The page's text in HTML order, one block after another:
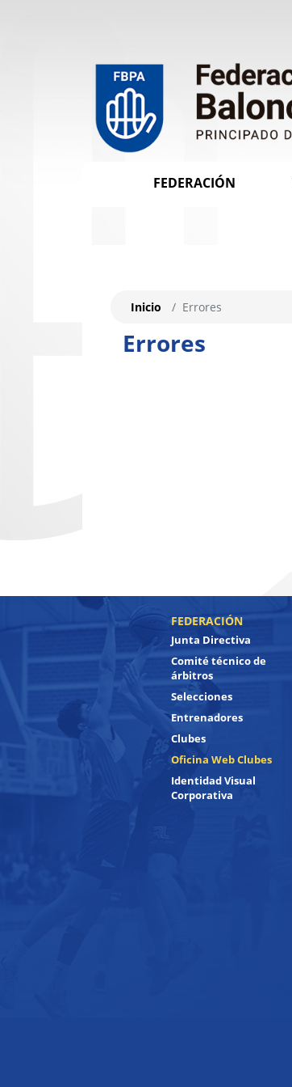
FEDERACIÓN
Errores
Inicio Errores
FEDERACIÓN
Junta Directiva
Comité técnico de
árbitros
Selecciones
Entrenadores
Clubes
Oficina Web Clubes
Identidad Visual
Corporativa